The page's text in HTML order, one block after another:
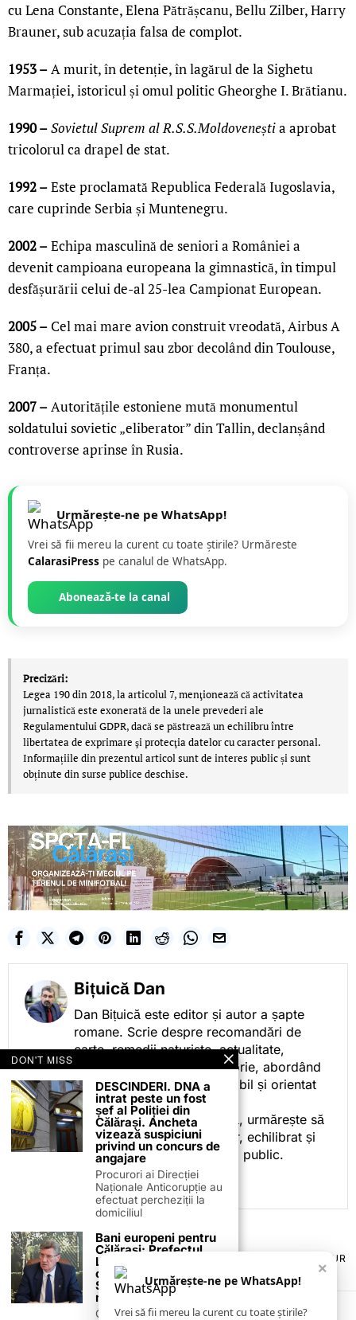
cu Lena Constante, Elena Pătrășcanu, Bellu Zilber, Harry
Brauner, sub acuzația falsa de complot.
1953 –A murit, în detenție, în lagărul de la Sighetu
Marmației, istoricul și omul politic Gheorghe I. Brătianu.
1990 –Sovietul Suprem al R.S.S.Moldoveneștia aprobat
tricolorul ca drapel de stat.
1992 –Este proclamată Republica Federală Iugoslavia,
care cuprinde Serbia și Muntenegru.
2002 –Echipa masculină de seniori a României a
devenit campioana europeana la gimnastică, în timpul
desfășurării celui de-al 25-lea Campionat European.
2005 – Cel mai mare avion construit vreodată, Airbus A
380, a efectuat primul sau zbor decolând din Toulouse,
Franța.
2007 –Autoritățile estoniene mută monumentul
soldatului sovietic „eliberator” din Tallin, declanșând
controverse aprinse în Rusia.
Urmărește-ne pe WhatsApp!
Vrei să fii mereu la curent cu toate știrile? Urmăreste
CalarasiPress pe canalul de WhatsApp.
Abonează-te la canal
Precizări:
Legea 190 din 2018, la articolul 7, menţionează că activitatea
jurnalistică este exonerată de la unele prevederi ale
Regulamentului GDPR, dacă se păstrează un echilibru între
libertatea de exprimare şi protecţia datelor cu caracter personal.
Informațiile din prezentul articol sunt de interes public și sunt
obținute din surse publice deschise.
Bițuică Dan
Dan Bițuică este editor și autor a șapte
romane. Scrie despre recomandări de
carte, remedii naturiste, actualitate,
cotidian politic, sport și istorie, abordând
subiectele într-un stil accesibil și orientat
spre informare.
Prin activitatea sa editorială, urmărește să
ofere cititorilor conținut clar, echilibrat și
relevant, adaptat interesului public.
TERMENI ȘI CONDIȚII
POLITICA DE ANULARE & RETUR
PUBLICITATE ONLINE & TIPĂRITĂ
CONTACT
ZIARUL ANUNȚUL CĂLĂRĂȘEAN
×
Urmărește-ne pe WhatsApp!
Vrei să fii mereu la curent cu toate știrile?
DON'T MISS
DESCINDERI. DNA a
intrat peste un fost
șef al Poliției din
Călărași. Ancheta
vizează suspiciuni
privind un concurs de
angajare
Procurori ai Direcției
Naționale Anticorupție au
efectuat percheziții la
domiciliul
Bani europeni pentru
Călărași: Prefectul
Laurențiu State anunță
colaborarea cu ADR
Sud-Muntenia pentru
noi finanțări
Călărașul se pregătește